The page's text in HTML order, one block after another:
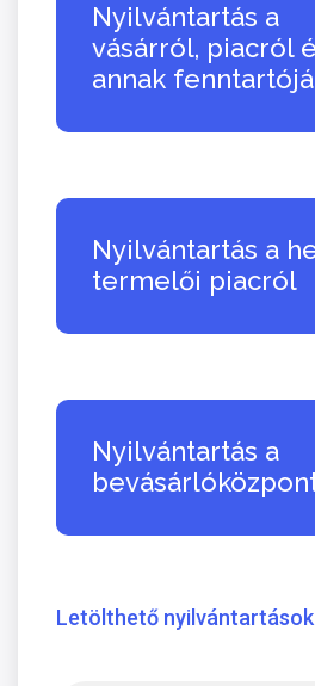
Nyilvántartás a
vásárról, piacról
annak
Nyilvántartás a
termelői piacról
Nyilvántartás a
Letölthető nyilvántartások